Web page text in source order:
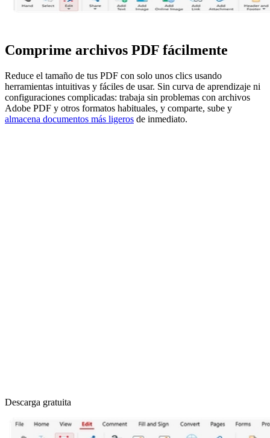
Comprime archivos PDF fácilmente
Reduce el tamaño de tus PDF con solo unos clics usando
herramientas intuitivas y fáciles de usar. Sin curva de aprendizaje ni
configuraciones complicadas: trabaja sin problemas con archivos
Adobe PDF y otros formatos habituales, y comparte, sube y
almacena documentos más ligeros de inmediato.
Descarga gratuita